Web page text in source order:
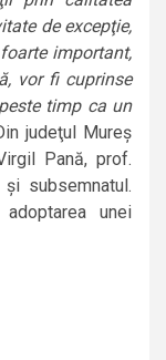
de excepţie,
important,
vor fi cuprinse
timp ca un
judeţul Mureş
Pană, prof.
subsemnatul.
unei